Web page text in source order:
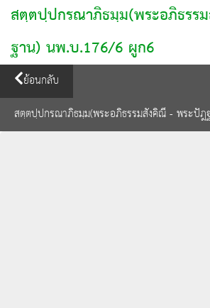
สตฺตปฺปกรณาภิธมฺม(พระอภิธร
ฐาน) นพ.บ.176/6 ผูก6
ย้อนกลับ
สตฺตปฺปกรณาภิธมฺม(พระอภิธรรมสังคิณี - พระปั